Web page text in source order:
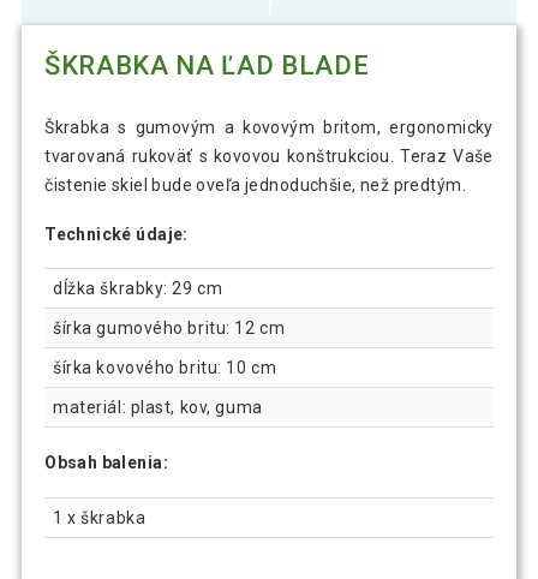
ŠKRABKA NA ĽAD BLADE
Škrabka s gumovým a kovovým britom, ergonomicky
tvarovaná rukoväť s kovovou konštrukciou. Teraz Vaše
čistenie skiel bude oveľa jednoduchšie, než predtým.
Technické údaje:
dĺžka škrabky: 29 cm
šírka gumového britu: 12 cm
šírka kovového britu: 10 cm
materiál: plast, kov, guma
Obsah balenia:
1 x škrabka